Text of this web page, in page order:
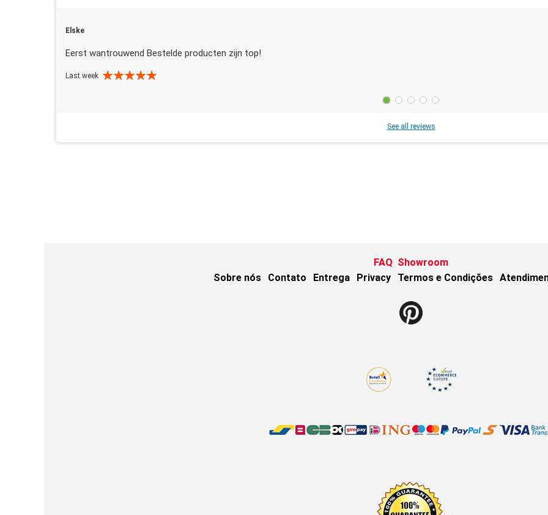
Elske
Eerst wantrouwend Bestelde producten zijn top!
Last week
See all reviews
FAQ Showroom
Sobre nós
Contato Entrega Privacy Termos e Condições